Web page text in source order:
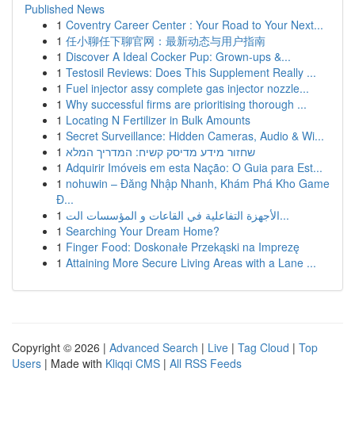
Published News
1 Coventry Career Center : Your Road to Your Next...
1 任小聊任下聊官网：最新动态与用户指南
1 Discover A Ideal Cocker Pup: Grown-ups &...
1 Testosil Reviews: Does This Supplement Really ...
1 Fuel injector assy complete gas injector nozzle...
1 Why successful firms are prioritising thorough ...
1 Locating N Fertilizer in Bulk Amounts
1 Secret Surveillance: Hidden Cameras, Audio & Wi...
1 שחזור מידע מדיסק קשיח: המדריך המלא
1 Adquirir Imóveis em esta Nação: O Guia para Est...
1 nohuwin – Đăng Nhập Nhanh, Khám Phá Kho Game
Đ...
1
الأجهزة التفاعلية في القاعات و المؤسسات الت...
1 Searching Your Dream Home?
1 Finger Food: Doskonałe Przekąski na Imprezę
1 Attaining More Secure Living Areas with a Lane ...
Copyright © 2026 | Advanced Search | Live | Tag Cloud | Top
Users | Made with Kliqqi CMS | All RSS Feeds